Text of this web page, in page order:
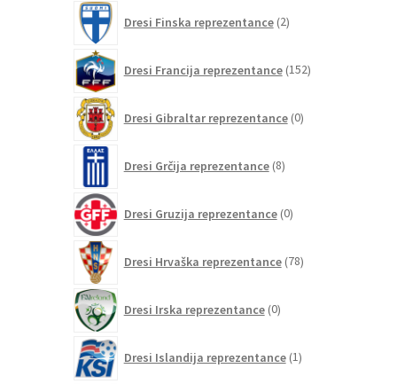
Dresi Finska reprezentance 2izdelka
Dresi Francija reprezentance 152izdelkov
Dresi Gibraltar reprezentance 0izdelkov
Dresi Grčija reprezentance 8izdelkov
Dresi Gruzija reprezentance 0izdelkov
Dresi Hrvaška reprezentance 78izdelkov
Dresi Irska reprezentance 0izdelkov
Dresi Islandija reprezentance 1izdelek